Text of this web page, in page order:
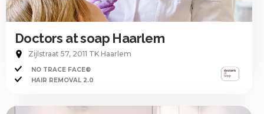
Doctors at soap Haarlem
Zijlstraat 57, 2011 TK Haarlem
NO TRACE FACE®
HAIR REMOVAL 2.0